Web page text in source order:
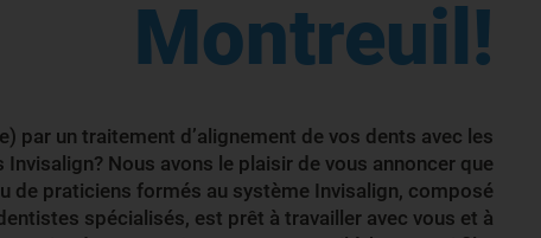
Montreuil!
par un traitement d’alignement de vos dents avec les
Nous avons le plaisir de vous annoncer que
de praticiens formés au système Invisalign, composé
spécialisés, est prêt à travailler avec vous et à